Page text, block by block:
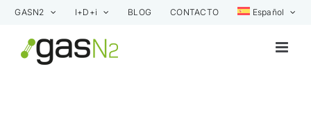
Saltar
contenido
GASN2 I+D+i BLOG CONTACTO Español